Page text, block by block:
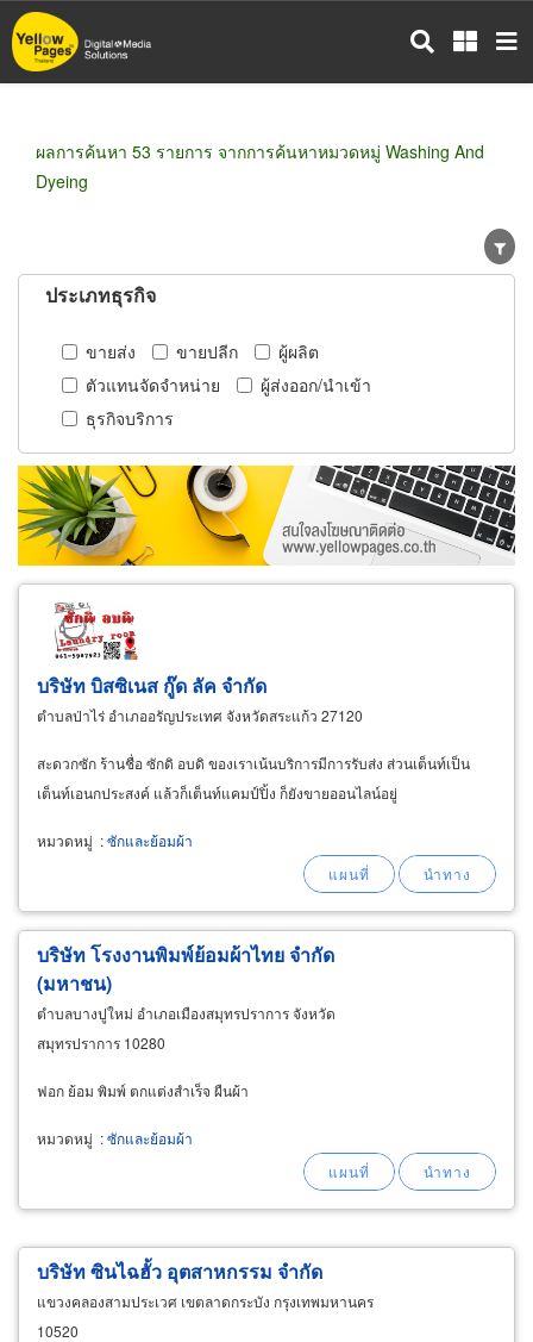
ข้าม
ไป
ผลการค้นหา 53 รายการ จากการค้นหาหมวดหมู่ Washing And
Dyeing
ประเภทธุรกิจ
ขายส่ง ขายปลีก
ผู้ผลิต
ตัวแทนจัดจำหน่าย
ผู้ส่งออก/นำเข้า
ธุรกิจบริการ
บริษัท บิสซิเนส กู๊ด ลัค จำกัด
ตำบลป่าไร่ อำเภออรัญประเทศ จังหวัดสระแก้ว 27120
สะดวกซัก ร้านชื่อ ซักดิ อบดิ ของเราเน้นบริการมีการรับส่ง ส่วนเต็นท์เป็น
เต็นท์เอนกประสงค์ แล้วก็เต็นท์แคมป์ปิ้ง ก็ยังขายออนไลน์อยู่
หมวดหมู่ :ซักและย้อมผ้า
บริษัท โรงงานพิมพ์ย้อมผ้าไทย จำกัด
(มหาชน)
ตำบลบางปูใหม่ อำเภอเมืองสมุทรปราการ จังหวัด
สมุทรปราการ 10280
ฟอก ย้อม พิมพ์ ตกแต่งสำเร็จ ผืนผ้า
หมวดหมู่ :ซักและย้อมผ้า
บริษัท ซินไฉฮั้ว อุตสาหกรรม จำกัด
แขวงคลองสามประเวศ เขตลาดกระบัง กรุงเทพมหานคร
10520